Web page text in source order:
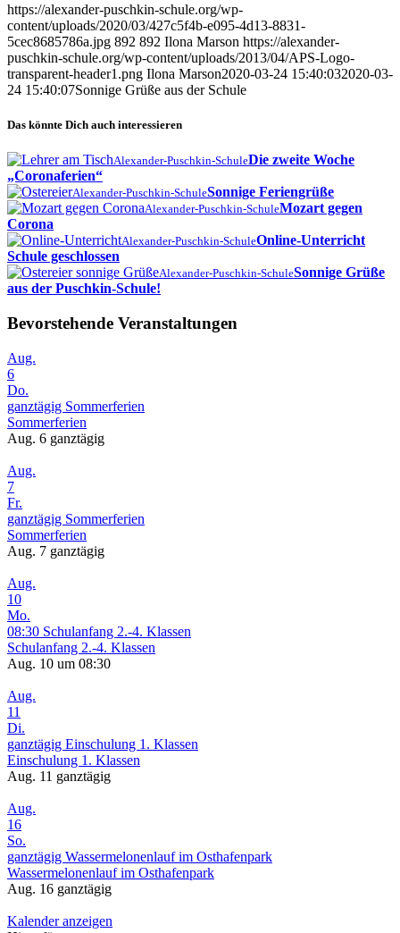
https://alexander-puschkin-schule.org/wp-
content/uploads/2020/03/427c5f4b-e095-4d13-8831-
5cec8685786a.jpg 892 892 Ilona Marson https://alexander-
puschkin-schule.org/wp-content/uploads/2013/04/APS-Logo-
transparent-header1.png Ilona Marson2020-03-24 15:40:032020-03-
24 15:40:07Sonnige Grüße aus der Schule
Das könnte Dich auch interessieren
Alexander-Puschkin-SchuleDie zweite Woche
„Coronaferien“
Alexander-Puschkin-SchuleSonnige Feriengrüße
Alexander-Puschkin-SchuleMozart gegen
Corona
Alexander-Puschkin-SchuleOnline-Unterricht
Schule geschlossen
Alexander-Puschkin-SchuleSonnige Grüße
aus der Puschkin-Schule!
Bevorstehende Veranstaltungen
Aug.
6
Do.
ganztägig Sommerferien
Sommerferien
Aug. 6 ganztägig
Aug.
7
Fr.
ganztägig Sommerferien
Sommerferien
Aug. 7 ganztägig
Aug.
10
Mo.
08:30 Schulanfang 2.-4. Klassen
Schulanfang 2.-4. Klassen
Aug. 10 um 08:30
Aug.
11
Di.
ganztägig Einschulung 1. Klassen
Einschulung 1. Klassen
Aug. 11 ganztägig
Aug.
16
So.
ganztägig Wassermelonenlauf im Osthafenpark
Wassermelonenlauf im Osthafenpark
Aug. 16 ganztägig
Kalender anzeigen